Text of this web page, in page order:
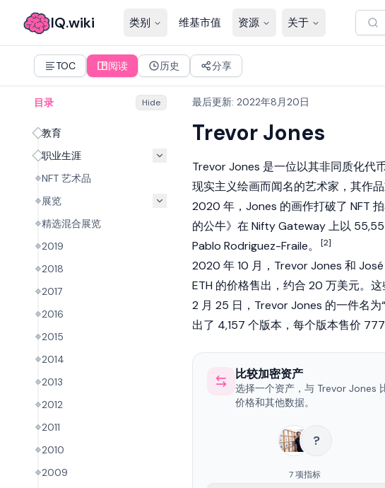
IQ.wiki 类别 维基市值 资源 关于
TOC 阅读 历史 分享
目录 Hide
教育
职业生涯
NFT 艺术品
展览
精选混合展览
2019
2018
2017
2016
2015
2014
2013
2012
2011
2010
2009
最后更新: 2022年8月20日
Trevor Jones
Trevor Jones 是一位以其非同质化代
现实主义绘画而闻名的艺术家，其作
2020 年，Jones 的画作打破了 NFT
的公牛》在 Nifty Gateway 上以
Pablo Rodriguez-Fraile。
[2]
2020 年 10 月，Trevor Jones 和
ETH 的价格售出，约合 20 万美元。这
2 月 25 日，Trevor Jones 的一件名为
出了 4,157 个版本，每个版本售价
比较加密资产
选择一个资产，与 Trevor Jones
价格和其他数据。
?
7 项指标